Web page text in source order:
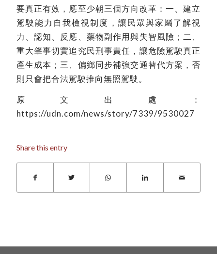
要真正有效，應至少朝三個方向改革：一、建立
駕駛能力自我檢視制度，讓民眾與家屬了解視
力、認知、反應、藥物副作用與失智風險；二、
重大肇事切實追究民刑事責任，讓危險駕駛真正
產生成本；三、偏鄉同步補強交通替代方案，否
則只會把合法駕駛推向無照駕駛。
原文出處：
https://udn.com/news/story/7339/9530027
Share this entry